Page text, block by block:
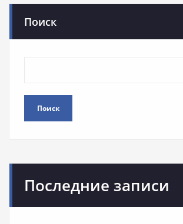
Поиск
Поиск
Последние записи